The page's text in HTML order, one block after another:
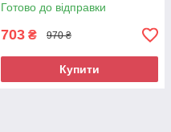
Готово до відправки
703 ₴ 970 ₴
Купити